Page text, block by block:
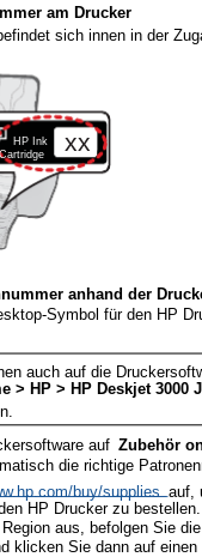
am Drucker
sich innen in der
HP Ink
Cartridge
xx
anhand der
Symbol für den HP
auch auf die
> HP > HP Deskjet 3000
auf Zubehör
die richtige
buy/supplies auf,
HP Drucker zu
aus, befolgen Sie
klicken Sie dann auf